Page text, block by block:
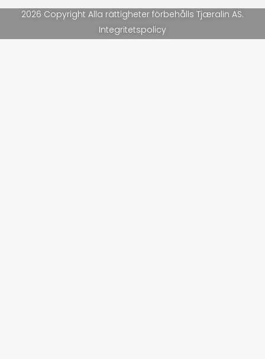
2026 Copyright Alla rättigheter förbehålls Tjæralin AS.
Integritetspolicy